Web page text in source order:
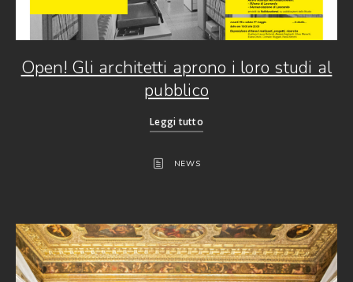
Open! Gli architetti aprono i loro studi al
pubblico
Leggi tutto
NEWS